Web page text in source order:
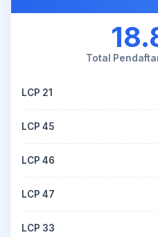
Total
LCP 21
LCP 45
LCP 46
LCP 47
LCP 33